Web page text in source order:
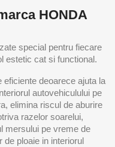
HONDA
special pentru fiecare
estetic cat si functional.
deoarece ajuta la
autovehiculului pe
elimina riscul de aburire
razelor soarelui,
mersului pe vreme de
de ploaie in interiorul